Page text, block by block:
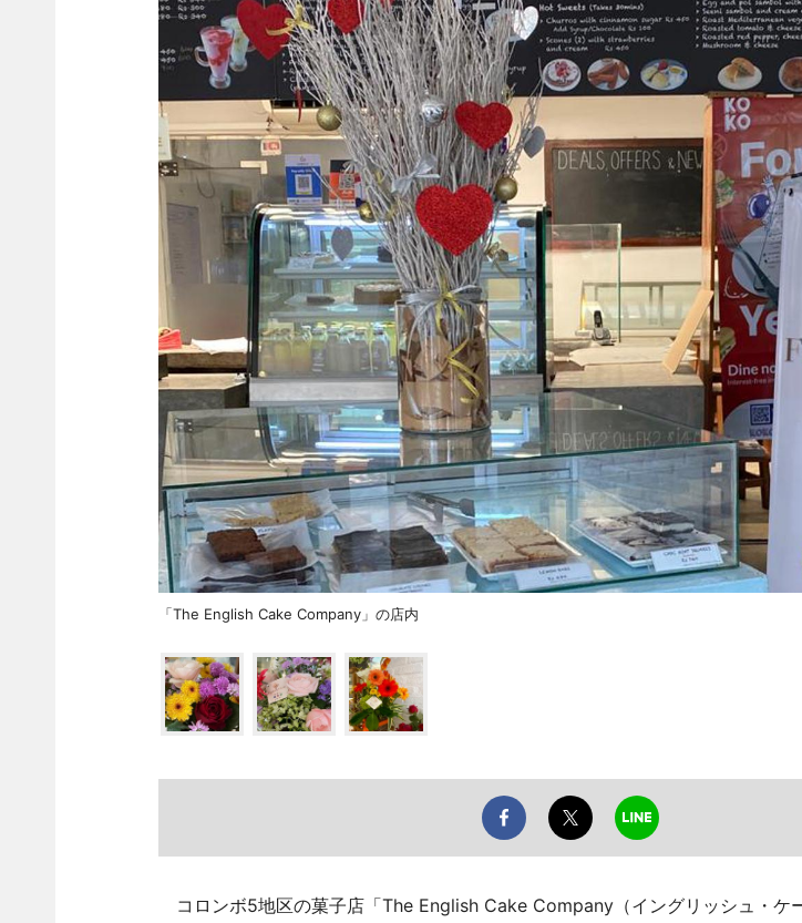
「The English Cake Company」の店内
コロンボ5地区の菓子店「The English Cake Company（イングリッシュ・ケ